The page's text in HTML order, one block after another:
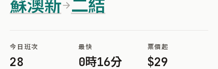
蘇澳新 二結
今日班次
28
最快
0時16分
票價起
$29